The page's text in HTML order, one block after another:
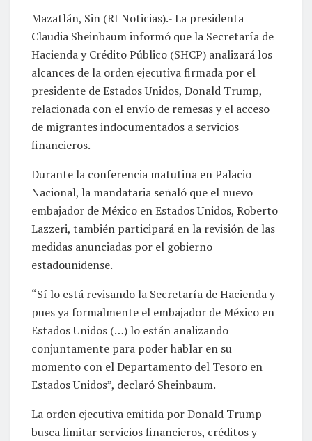
Mazatlán, Sin (RI Noticias).- La presidenta
Claudia Sheinbaum informó que la Secretaría de
Hacienda y Crédito Público (SHCP) analizará los
alcances de la orden ejecutiva firmada por el
presidente de Estados Unidos, Donald Trump,
relacionada con el envío de remesas y el acceso
de migrantes indocumentados a servicios
financieros.
Durante la conferencia matutina en Palacio
Nacional, la mandataria señaló que el nuevo
embajador de México en Estados Unidos, Roberto
Lazzeri, también participará en la revisión de las
medidas anunciadas por el gobierno
estadounidense.
“Sí lo está revisando la Secretaría de Hacienda y
pues ya formalmente el embajador de México en
Estados Unidos (…) lo están analizando
conjuntamente para poder hablar en su
momento con el Departamento del Tesoro en
Estados Unidos”, declaró Sheinbaum.
La orden ejecutiva emitida por Donald Trump
busca limitar servicios financieros, créditos y